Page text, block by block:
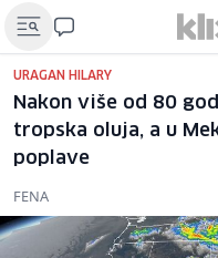
URAGAN HILARY
Nakon više od 80
tropska oluja, a u
poplave
FENA